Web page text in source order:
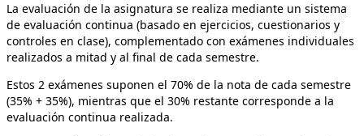
La evaluación de la asignatura se realiza mediante un sistema
de evaluación continua (basado en ejercicios, cuestionarios y
controles en clase), complementado con exámenes individuales
realizados a mitad y al final de cada semestre.
Estos 2 exámenes suponen el 70% de la nota de cada semestre
(35% + 35%), mientras que el 30% restante corresponde a la
evaluación continua realizada.